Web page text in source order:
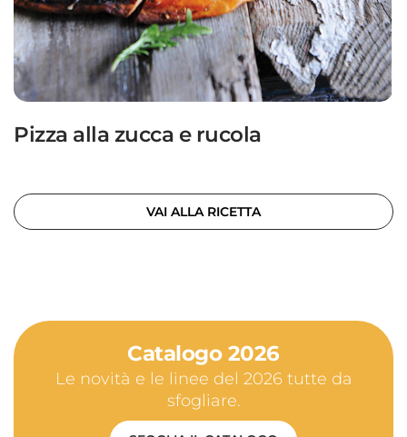
Pizza alla zucca e rucola
VAI ALLA RICETTA
Catalogo 2026
Le novità e le linee del 2026 tutte da
sfogliare.